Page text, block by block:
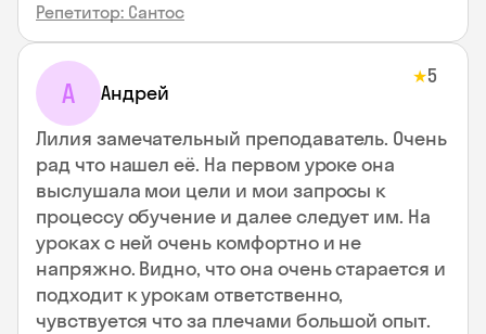
Репетитор: Сантос
А Андрей
★5
Лилия замечательный преподаватель. Очень
рад что нашел её. На первом уроке она
выслушала мои цели и мои запросы к
процессу обучение и далее следует им. На
уроках с ней очень комфортно и не
напряжно. Видно, что она очень старается и
подходит к урокам ответственно,
чувствуется что за плечами большой опыт.